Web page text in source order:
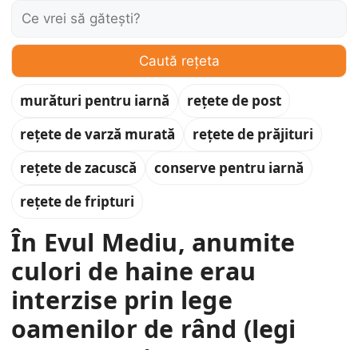
Caută:
Caută rețeta
murături pentru iarnă
rețete de post
rețete de varză murată
rețete de prăjituri
rețete de zacuscă
conserve pentru iarnă
rețete de fripturi
În Evul Mediu, anumite
culori de haine erau
interzise prin lege
oamenilor de rând (legi